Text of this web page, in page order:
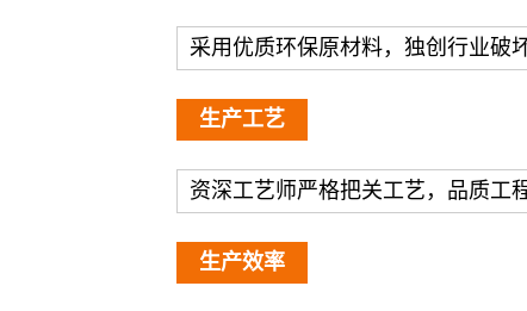
采用优质环保原材料，独创行业破
生产工艺
资深工艺师严格把关工艺，品质工
生产效率